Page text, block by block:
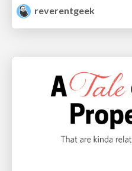
reverentgeek